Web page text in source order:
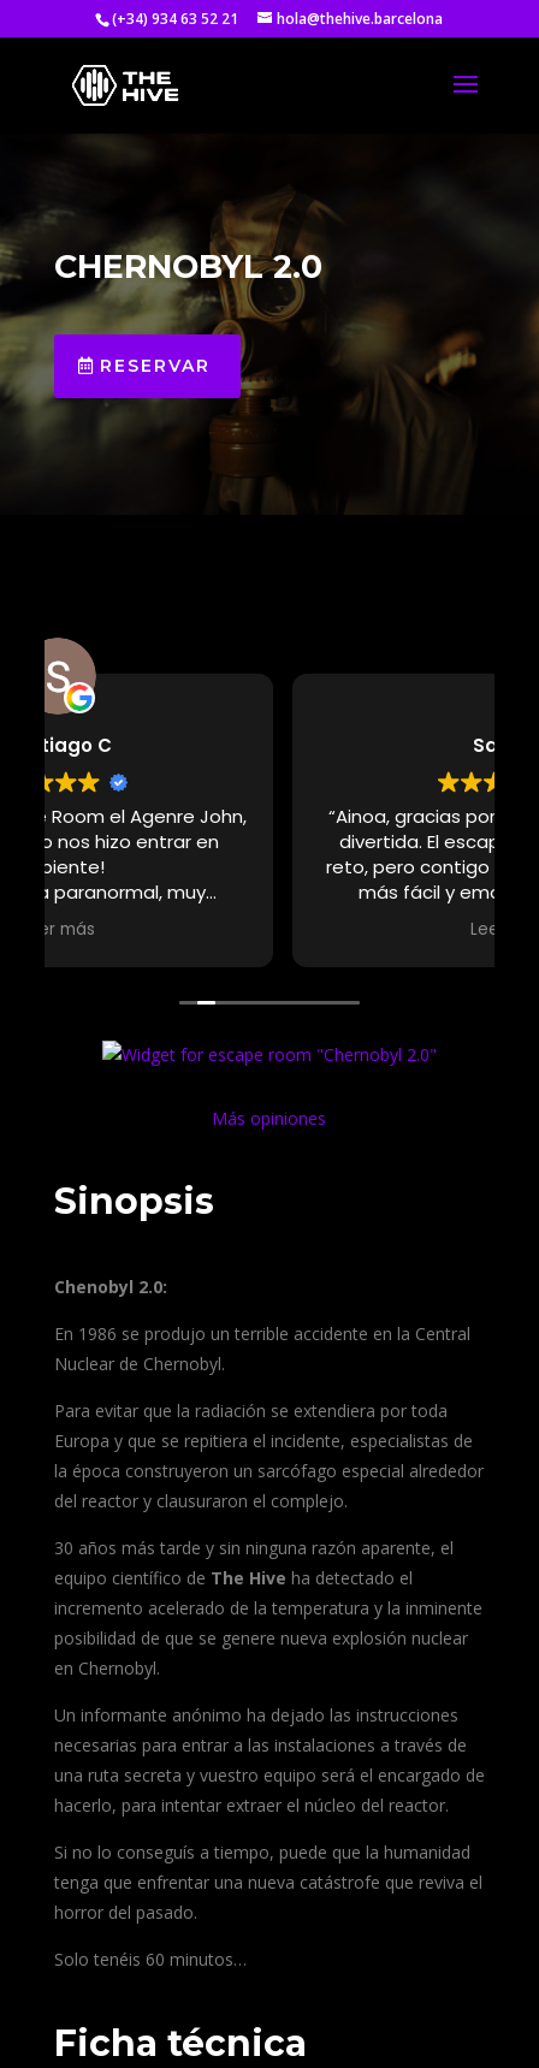
(+34) 934 63 52 21 hola@thehive.barcelona
CHERNOBYL 2.0
RESERVAR
“Ainoa, gracias por esta experiencia tan
divertida. El escape room fue todo un
reto, pero contigo en el equipo todo fue
más fácil y emocionante. Supiste
presión. ¡Repetiría mil veces más
Más opiniones
Sinopsis
Chenobyl 2.0:
En 1986 se produjo un terrible accidente en la Central
Nuclear de Chernobyl.
Para evitar que la radiación se extendiera por toda
Europa y que se repitiera el incidente, especialistas de
la época construyeron un sarcófago especial alrededor
del reactor y clausuraron el complejo.
30 años más tarde y sin ninguna razón aparente, el
equipo científico de The Hive ha detectado el
incremento acelerado de la temperatura y la inminente
posibilidad de que se genere nueva explosión nuclear
en Chernobyl.
Un informante anónimo ha dejado las instrucciones
necesarias para entrar a las instalaciones a través de
una ruta secreta y vuestro equipo será el encargado de
hacerlo, para intentar extraer el núcleo del reactor.
Si no lo conseguís a tiempo, puede que la humanidad
tenga que enfrentar una nueva catástrofe que reviva el
horror del pasado.
Solo tenéis 60 minutos…
Ficha técnica